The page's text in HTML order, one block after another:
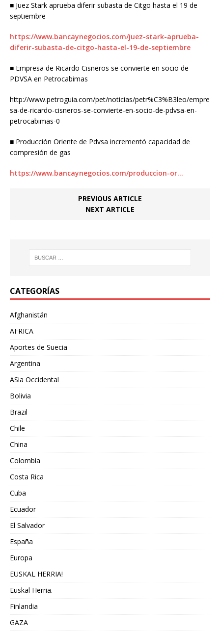
■ Juez Stark aprueba diferir subasta de Citgo hasta el 19 de
septiembre
https://www.bancaynegocios.com/juez-stark-aprueba-
diferir-subasta-de-citgo-hasta-el-19-de-septiembre
■ Empresa de Ricardo Cisneros se convierte en socio de
PDVSA en Petrocabimas
http://www.petroguia.com/pet/noticias/petr%C3%B3leo/empre
sa-de-ricardo-cisneros-se-convierte-en-socio-de-pdvsa-en-
petrocabimas-0
■ Producción Oriente de Pdvsa incrementó capacidad de
compresión de gas
https://www.bancaynegocios.com/produccion-or…
PREVIOUS ARTICLE
NEXT ARTICLE
CATEGORÍAS
Afghanistán
AFRICA
Aportes de Suecia
Argentina
ASia Occidental
Bolivia
Brazil
Chile
China
Colombia
Costa Rica
Cuba
Ecuador
El Salvador
España
Europa
EUSKAL HERRIA!
Euskal Herria.
Finlandia
GAZA